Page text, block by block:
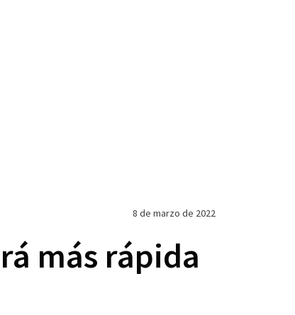
8 de marzo de 2022
más rápida